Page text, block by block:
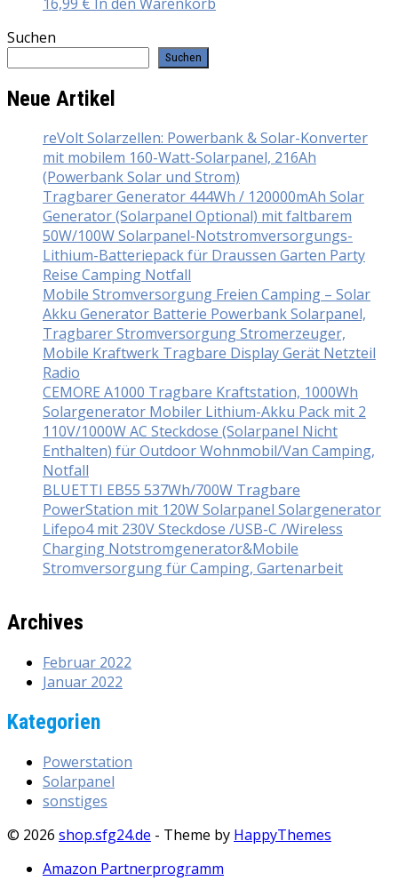
Suchen
Suchen
Neue Artikel
reVolt Solarzellen: Powerbank & Solar-Konverter
mit mobilem 160-Watt-Solarpanel, 216Ah
(Powerbank Solar und Strom)
Tragbarer Generator 444Wh / 120000mAh Solar
Generator (Solarpanel Optional) mit faltbarem
50W/100W Solarpanel-Notstromversorgungs-
Lithium-Batteriepack für Draussen Garten Party
Reise Camping Notfall
Mobile Stromversorgung Freien Camping – Solar
Akku Generator Batterie Powerbank Solarpanel,
Tragbarer Stromversorgung Stromerzeuger,
Mobile Kraftwerk Tragbare Display Gerät Netzteil
Radio
CEMORE A1000 Tragbare Kraftstation, 1000Wh
Solargenerator Mobiler Lithium-Akku Pack mit 2
110V/1000W AC Steckdose (Solarpanel Nicht
Enthalten) für Outdoor Wohnmobil/Van Camping,
Notfall
BLUETTI EB55 537Wh/700W Tragbare
PowerStation mit 120W Solarpanel Solargenerator
Lifepo4 mit 230V Steckdose /USB-C /Wireless
Charging Notstromgenerator&Mobile
Stromversorgung für Camping, Gartenarbeit
Archives
Februar 2022
Januar 2022
Kategorien
Powerstation
Solarpanel
sonstiges
© 2026 shop.sfg24.de - Theme by HappyThemes
Amazon Partnerprogramm